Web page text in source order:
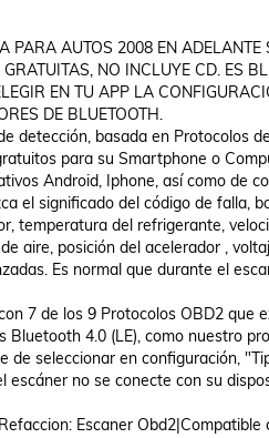
PARA AUTOS 2008 EN
NO INCLUYE CD. ES
EN TU APP LA
DE BLUETOOTH.
detección, basada en Protocolos
para su Smartphone o
Android, Iphone, así como de
el significado del código de falla,
temperatura del refrigerante,
aire, posición del acelerador ,
Es normal que durante el
7 de los 9 Protocolos OBD2 que
Bluetooth 4.0 (LE), como nuestro
de seleccionar en configuración,
escáner no se conecte con su
Escaner Obd2|Compatible